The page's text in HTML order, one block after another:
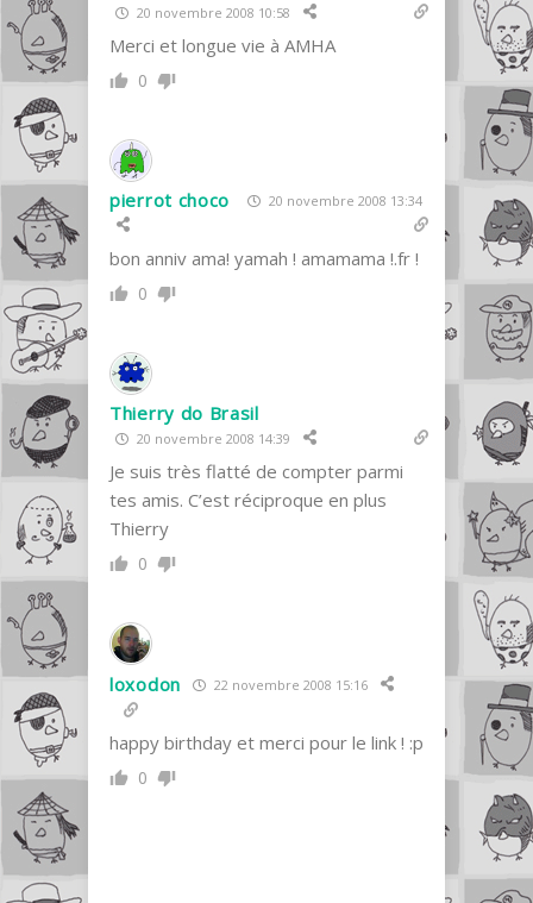
20 novembre 2008 10:58
Merci et longue vie à AMHA
0
pierrot choco 20 novembre 2008 13:34
bon anniv ama! yamah ! amamama !.fr !
0
Thierry do Brasil
20 novembre 2008 14:39
Je suis très flatté de compter parmi
tes amis. C’est réciproque en plus
Thierry
0
loxodon 22 novembre 2008 15:16
happy birthday et merci pour le link ! :p
0